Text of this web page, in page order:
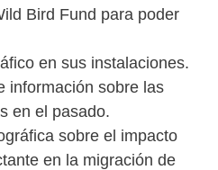
Bird Fund para poder
en sus instalaciones.
información sobre las
en el pasado.
sobre el impacto
en la migración de